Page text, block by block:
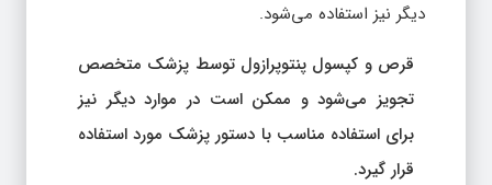
دیگر نیز استفاده می‌شود.
قرص و کپسول پنتوپرازول توسط پزشک متخصص
تجویز می‌شود و ممکن است در موارد دیگر نیز
برای استفاده مناسب با دستور پزشک مورد استفاده
قرار گیرد.